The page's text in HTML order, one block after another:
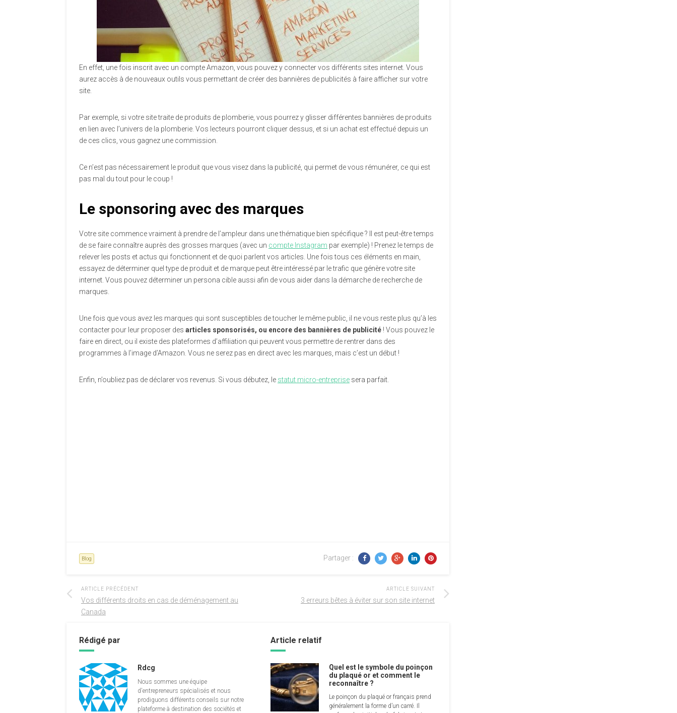
En effet, une fois inscrit avec un compte Amazon, vous pouvez y connecter vos différents sites internet. Vous
aurez accès à de nouveaux outils vous permettant de créer des bannières de publicités à faire afficher sur votre
site.
Par exemple, si votre site traite de produits de plomberie, vous pourrez y glisser différentes bannières de produits
en lien avec l’univers de la plomberie. Vos lecteurs pourront cliquer dessus, et si un achat est effectué depuis un
de ces clics, vous gagnez une commission.
Ce n’est pas nécessairement le produit que vous visez dans la publicité, qui permet de vous rémunérer, ce qui est
pas mal du tout pour le coup !
Le sponsoring avec des marques
Votre site commence vraiment à prendre de l’ampleur dans une thématique bien spécifique ? Il est peut-être temps
de se faire connaître auprès des grosses marques (avec un compte Instagram par exemple) ! Prenez le temps de
relever les posts et actus qui fonctionnent et de quoi parlent vos articles. Une fois tous ces éléments en main,
essayez de déterminer quel type de produit et de marque peut être intéressé par le trafic que génère votre site
internet. Vous pouvez déterminer un persona cible aussi afin de vous aider dans la démarche de recherche de
marques.
Une fois que vous avez les marques qui sont susceptibles de toucher le même public, il ne vous reste plus qu’à les
contacter pour leur proposer des articles sponsorisés, ou encore des bannières de publicité ! Vous pouvez le
faire en direct, ou il existe des plateformes d’affiliation qui peuvent vous permettre de rentrer dans des
programmes à l’image d’Amazon. Vous ne serez pas en direct avec les marques, mais c’est un début !
Enfin, n’oubliez pas de déclarer vos revenus. Si vous débutez, le statut micro-entreprise sera parfait.
Blog Partager :
ARTICLE PRÉCÉDENT
Vos différents droits en cas de déménagement au
Canada
ARTICLE SUIVANT
3 erreurs bêtes à éviter sur son site internet
Rédigé par
Rdcg
Nous sommes une équipe
d'entrepreneurs spécialisés et nous
prodiguons différents conseils sur notre
plateforme à destination des sociétés et
Article relatif
Quel est le symbole du poinçon
du plaqué or et comment le
reconnaître ?
Le poinçon du plaqué or français prend
généralement la forme d’un carré. Il